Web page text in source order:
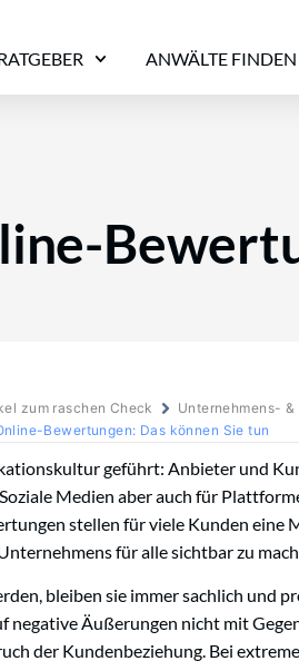
ANWÄLTE FINDEN
zum raschen Check
Unternehmens-
Bewertungen: Das können Sie tun
geführt: Anbieter und
Medien aber auch für
stellen für viele Kunden eine
für alle sichtbar zu
bleiben sie immer sachlich und
negative Äußerungen nicht mit
der Kundenbeziehung. Bei